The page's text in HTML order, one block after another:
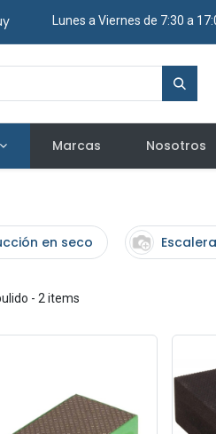
Lunes a Viernes de 7:30 a
Marcas Nosotros
en seco
- 2 items